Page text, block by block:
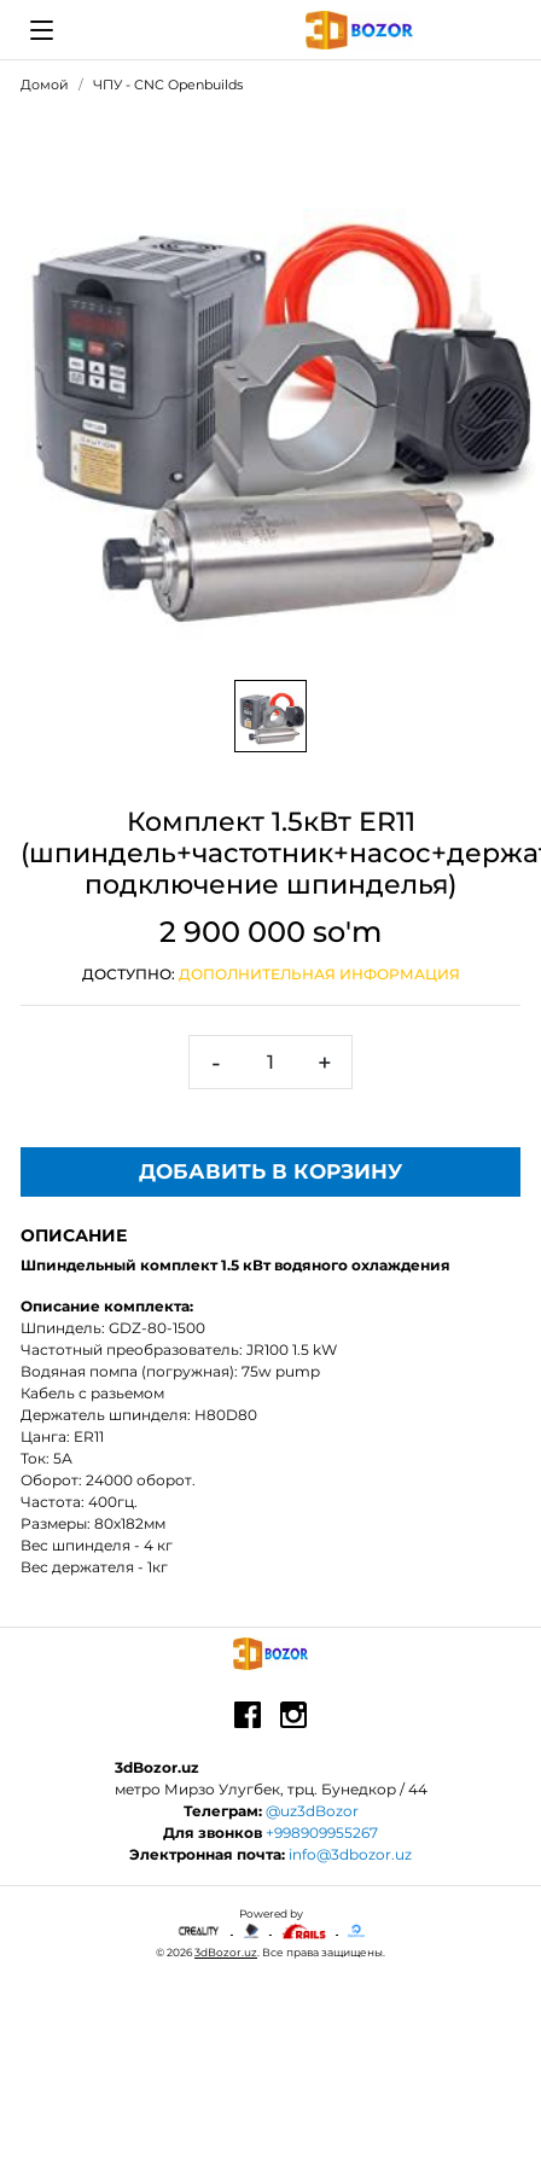
Домой ЧПУ - CNC Openbuilds
Комплект 1.5кВт ER11
подключение шпинделья)
2 900 000 so'm
ДОСТУПНО: ДОПОЛНИТЕЛЬНАЯ ИНФОРМАЦИЯ
- +
ДОБАВИТЬ В КОРЗИНУ
ОПИСАНИЕ
Шпиндельный комплект 1.5 кВт водяного охлаждения
Описание комплекта:
Шпиндель: GDZ-80-1500
Частотный преобразователь: JR100 1.5 kW
Водяная помпа (погружная): 75w pump
Кабель с разьемом
Держатель шпинделя: H80D80
Цанга: ER11
Ток: 5А
Оборот: 24000 оборот.
Частота: 400гц.
Размеры: 80х182мм
Вес шпинделя - 4 кг
Вес держателя - 1кг
3dBozor.uz
метро Мирзо Улугбек, трц. Бунедкор / 44
Телеграм: @uz3dBozor
Для звонков +998909955267
Электронная почта: info@3dbozor.uz
Powered by
© 20263dBozor.uz . Все права защищены.